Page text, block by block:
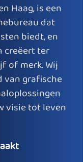
Haag, is een
dat
biedt, en
creëert ter
of merk. Wij
van grafische
visie tot leven